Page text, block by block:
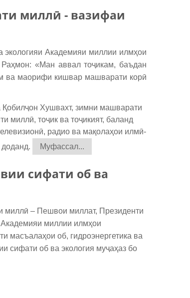
миллӣ - вазифаи
экологияи Академияи миллии илмҳои
«Ман аввал тоҷикам, баъдан
ва маорифи кишвар машварати корӣ
Хушвахт, зимни машварати
миллӣ, тоҷик ва тоҷикият, баланд
радио ва мақолаҳои илмӣ-
Муфассал...
сифати об ва
миллӣ – Пешвои миллат, Президенти
миллии илмҳои
масъалаҳои об, гидроэнергетика ва
сифати об ва экология муҷаҳаз бо